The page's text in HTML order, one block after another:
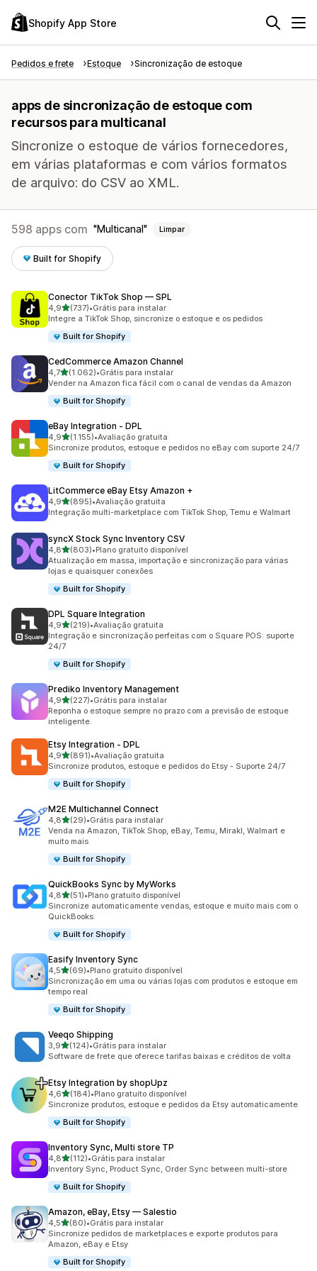
Shopify App Store
Pedidos e frete Estoque Sincronização de estoque
apps de sincronização de estoque com
recursos para multicanal
Sincronize o estoque de vários fornecedores,
em várias plataformas e com vários formatos
de arquivo: do CSV ao XML.
598 apps com Multicanal Limpar
Built for Shopify
Conector TikTok Shop — SPL
4,9de 5 estrelas
(737)
737 avaliações ao todo
•Grátis para instalar
Integre a TikTok Shop, sincronize o estoque e os pedidos
Built for Shopify
CedCommerce Amazon Channel
4,7de 5 estrelas
(1.062)
1062 avaliações ao todo
•Grátis para instalar
Vender na Amazon fica fácil com o canal de vendas da Amazon
Built for Shopify
eBay Integration ‑ DPL
4,9de 5 estrelas
(1.155)
1155 avaliações ao todo
•Avaliação gratuita
Sincronize produtos, estoque e pedidos no eBay com suporte 24/7
Built for Shopify
LitCommerce eBay Etsy Amazon +
4,9de 5 estrelas
(895)
895 avaliações ao todo
•Avaliação gratuita
Integração multi-marketplace com TikTok Shop, Temu e Walmart
syncX Stock Sync Inventory CSV
4,8de 5 estrelas
(803)
803 avaliações ao todo
•Plano gratuito disponível
Atualização em massa, importação e sincronização para várias
lojas e quaisquer conexões
Built for Shopify
DPL Square Integration
4,9de 5 estrelas
(219)
219 avaliações ao todo
•Avaliação gratuita
Integração e sincronização perfeitas com o Square POS: suporte
24/7
Built for Shopify
Prediko Inventory Management
4,9de 5 estrelas
(227)
227 avaliações ao todo
•Grátis para instalar
Reponha o estoque sempre no prazo com a previsão de estoque
inteligente.
Etsy Integration ‑ DPL
4,9de 5 estrelas
(891)
891 avaliações ao todo
•Avaliação gratuita
Sincronize produtos, estoque e pedidos do Etsy - Suporte 24/7
Built for Shopify
M2E Multichannel Connect
4,8de 5 estrelas
(29)
29 avaliações ao todo
•Grátis para instalar
Venda na Amazon, TikTok Shop, eBay, Temu, Mirakl, Walmart e
muito mais
Built for Shopify
QuickBooks Sync by MyWorks
4,8de 5 estrelas
(51)
51 avaliações ao todo
•Plano gratuito disponível
Sincronize automaticamente vendas, estoque e muito mais com o
QuickBooks.
Built for Shopify
Easify Inventory Sync
4,5de 5 estrelas
(69)
69 avaliações ao todo
•Plano gratuito disponível
Sincronização em uma ou várias lojas com produtos e estoque em
tempo real
Built for Shopify
Veeqo Shipping
3,9de 5 estrelas
(124)
124 avaliações ao todo
•Grátis para instalar
Software de frete que oferece tarifas baixas e créditos de volta
Etsy Integration by shopUpz
4,6de 5 estrelas
(184)
184 avaliações ao todo
•Plano gratuito disponível
Sincronize produtos, estoque e pedidos da Etsy automaticamente
Built for Shopify
Inventory Sync, Multi store TP
4,8de 5 estrelas
(112)
112 avaliações ao todo
•Grátis para instalar
Inventory Sync, Product Sync, Order Sync between multi-store
Built for Shopify
Amazon, eBay, Etsy — Salestio
4,5de 5 estrelas
(80)
80 avaliações ao todo
•Grátis para instalar
Sincronize pedidos de marketplaces e exporte produtos para
Amazon, eBay e Etsy
Built for Shopify